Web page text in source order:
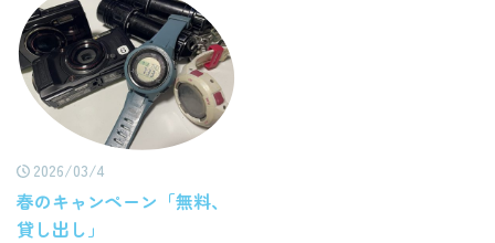
2026/03/4
春のキャンペーン「無料、
貸し出し」